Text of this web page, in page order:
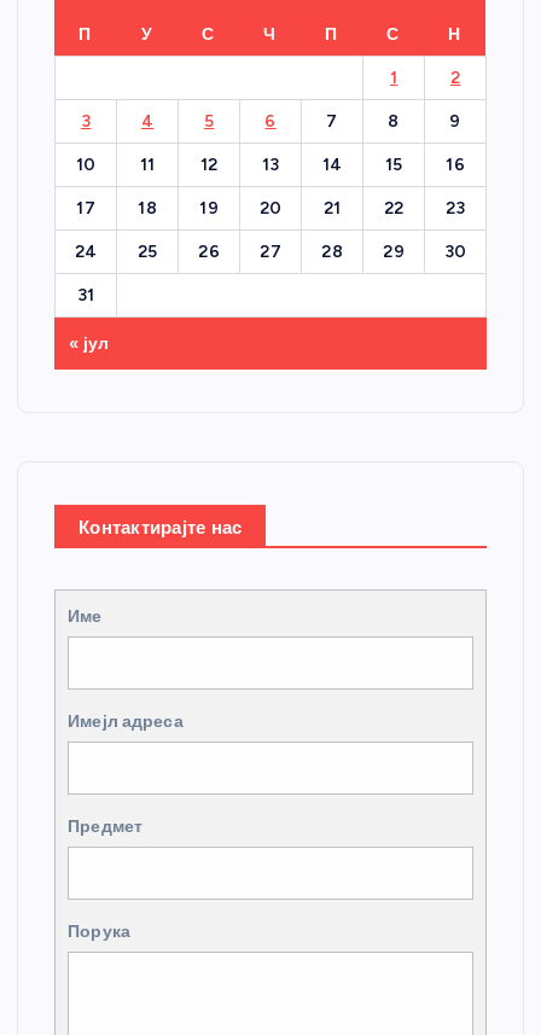
П У С Ч П С Н
1 2
3 4 5 6 7 8 9
10 11 12 13 14 15 16
17 18 19 20 21 22 23
24 25 26 27 28 29 30
31
« јул
Контактирајте нас
Име
Имејл адреса
Предмет
Порука